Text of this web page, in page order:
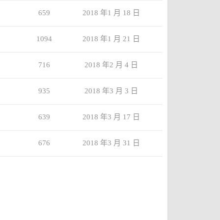
659 2018 年1 月 18 日
1094 2018 年1 月 21 日
716 2018 年2 月 4 日
935 2018 年3 月 3 日
639 2018 年3 月 17 日
676 2018 年3 月 31 日